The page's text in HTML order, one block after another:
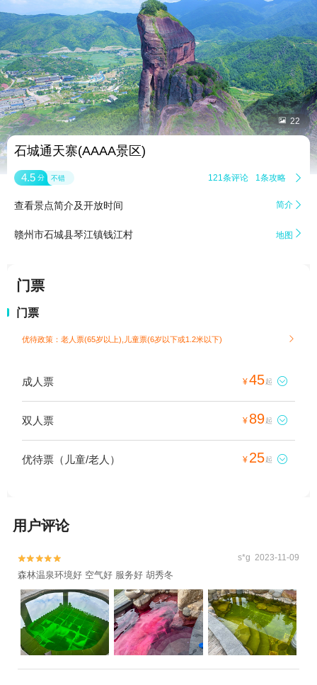
 22
石城通天寨(AAAA景区)
4.5 分 不错 121条评论 1条攻略 
查看景点简介及开放时间 简介 
赣州市石城县琴江镇钱江村 地图 
门票
门票
优待政策：老人票(65岁以上),儿童票(6岁以下或1.2米以下) 
成人票 ¥45起 
双人票 ¥ 89起 
优待票（儿童/老人） ¥ 25起 
用户评论

 s*g 2023-11-09
森林温泉环境好 空气好 服务好 胡秀冬
